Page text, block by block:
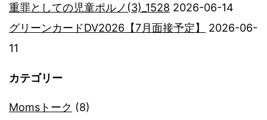
重罪としての児童ポルノ(3)_1528 2026-06-14
グリーンカードDV2026【7月面接予定】
2026-06-
11
カテゴリー
Momsトーク (8)